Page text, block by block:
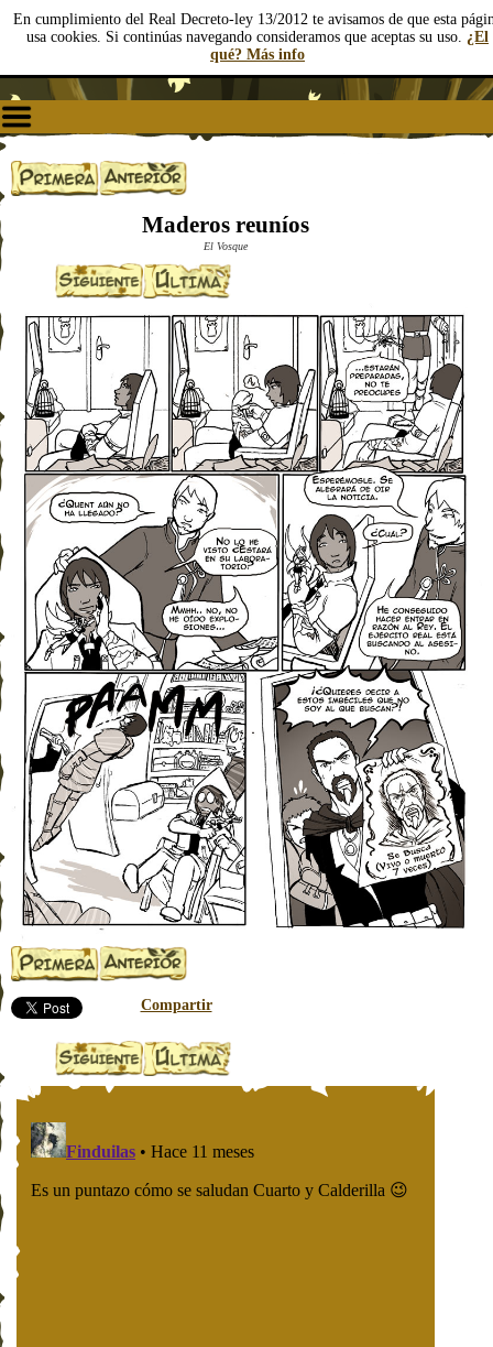
En cumplimiento del Real Decreto-ley 13/2012 te avisamos de que esta
usa cookies. Si continúas navegando consideramos que aceptas su uso. ¿El
qué? Más info
Maderos reuníos
El Vosque
Compartir